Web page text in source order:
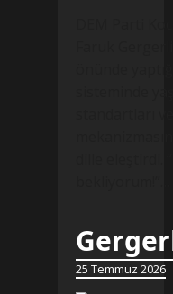
25 Temmuz 2026